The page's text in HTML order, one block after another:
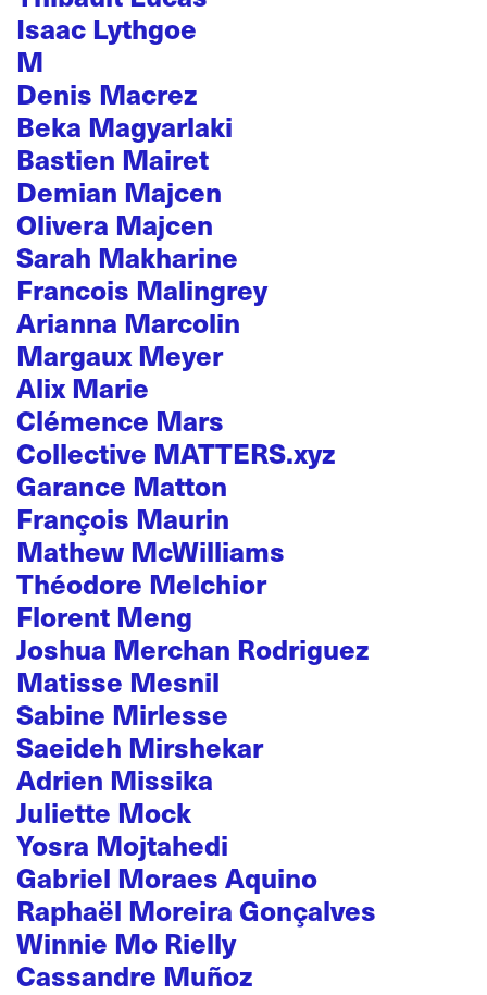
Isaac Lythgoe
M
Denis Macrez
Beka Magyarlaki
Bastien Mairet
Demian Majcen
Olivera Majcen
Sarah Makharine
Francois Malingrey
Arianna Marcolin
Margaux Meyer
Alix Marie
Clémence Mars
Collective MATTERS.xyz
Garance Matton
François Maurin
Mathew McWilliams
Théodore Melchior
Florent Meng
Joshua Merchan Rodriguez
Matisse Mesnil
Sabine Mirlesse
Saeideh Mirshekar
Adrien Missika
Juliette Mock
Yosra Mojtahedi
Gabriel Moraes Aquino
Raphaël Moreira Gonçalves
Winnie Mo Rielly
Cassandre Muñoz